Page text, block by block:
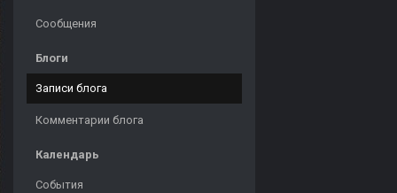
Сообщения
Блоги
Записи блога
Комментарии блога
Календарь
События